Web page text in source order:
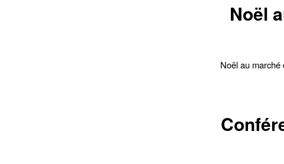
Noël
Noël au marché